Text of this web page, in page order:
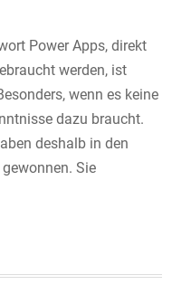
Power Apps, direkt
werden, ist
wenn es keine
dazu braucht.
deshalb in den
Sie